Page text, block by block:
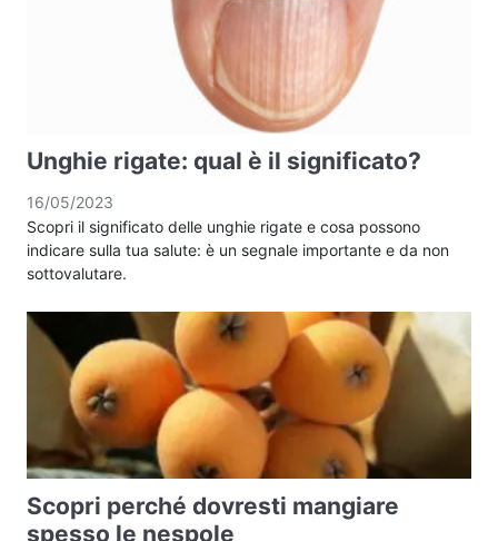
Unghie rigate: qual è il significato?
16/05/2023
Scopri il significato delle unghie rigate e cosa possono
indicare sulla tua salute: è un segnale importante e da non
sottovalutare.
Scopri perché dovresti mangiare
spesso le nespole